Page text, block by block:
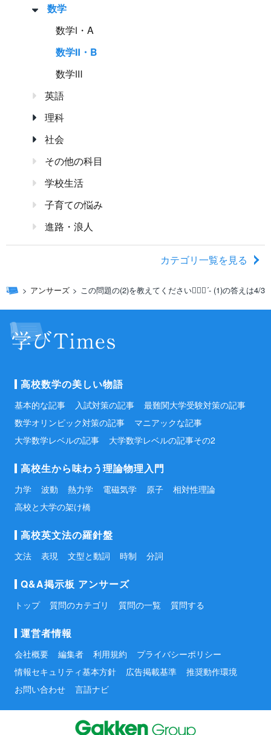
数学
数学Ⅰ・A
数学Ⅱ・B
数学Ⅲ
英語
理科
社会
その他の科目
学校生活
子育ての悩み
進路・浪人
カテゴリ一覧を見る
アンサーズ この問題の(2)を教えてください🙇🏻‍♀️‪‪´- (1)の答えは4/3
高校数学の美しい物語
基本的な記事 入試対策の記事
最難関大学受験対策の記事
数学オリンピック対策の記事
マニアックな記事
大学数学レベルの記事
大学数学レベルの記事その2
高校生から味わう理論物理入門
力学 波動 熱力学 電磁気学 原子
相対性理論
高校と大学の架け橋
高校英文法の羅針盤
文法 表現 文型と動詞 時制 分詞
Q&A掲示板 アンサーズ
トップ 質問のカテゴリ 質問の一覧 質問する
運営者情報
会社概要 編集者 利用規約
プライバシーポリシー
情報セキュリティ基本方針
広告掲載基準
推奨動作環境
お問い合わせ
言語ナビ